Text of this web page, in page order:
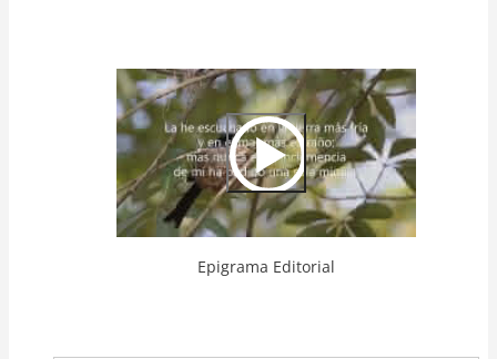
Video
Url
Epigrama Editorial